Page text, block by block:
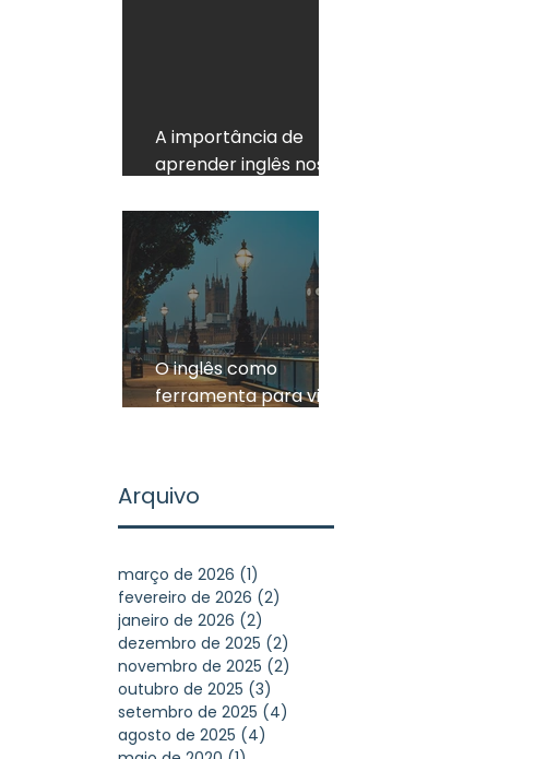
A importância de
aprender inglês nos
O inglês como
ferramenta para viver
Arquivo
março de 2026 (1)
fevereiro de 2026 (2)
janeiro de 2026 (2)
dezembro de 2025 (2)
novembro de 2025 (2)
outubro de 2025 (3)
setembro de 2025 (4)
agosto de 2025 (4)